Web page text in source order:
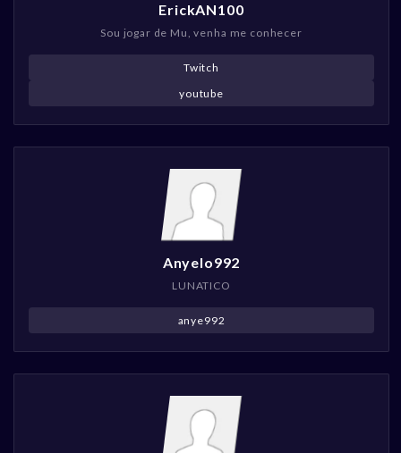
ErickAN100
Sou jogar de Mu, venha me conhecer
Twitch
youtube
Anyelo992
LUNATICO
anye992